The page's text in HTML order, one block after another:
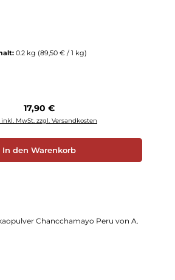
0.2 kg (89,50 € / 1 kg)
Regulärer Preis:
17,90 €
inkl. MwSt. zzgl. Versandkosten
In den Warenkorb